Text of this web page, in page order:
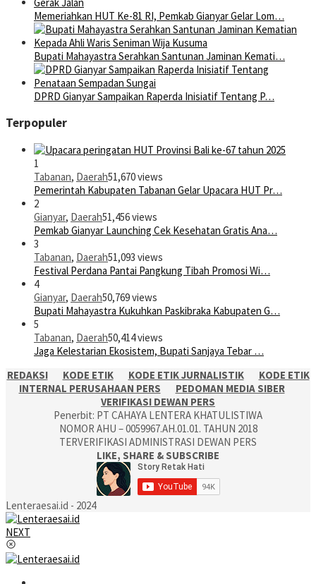
Memeriahkan HUT Ke-81 RI, Pemkab Gianyar Gelar Lom…
Bupati Mahayastra Serahkan Santunan Jaminan Kemati…
DPRD Gianyar Sampaikan Raperda Inisiatif Tentang P…
Terpopuler
1
Tabanan, Daerah51,670 views
Pemerintah Kabupaten Tabanan Gelar Upacara HUT Pr…
2
Gianyar, Daerah51,456 views
Pemkab Gianyar Launching Cek Kesehatan Gratis Ana…
3
Tabanan, Daerah51,093 views
Festival Perdana Pantai Pangkung Tibah Promosi Wi…
4
Gianyar, Daerah50,769 views
Bupati Mahayastra Kukuhkan Paskibraka Kabupaten G…
5
Tabanan, Daerah50,414 views
Jaga Kelestarian Ekosistem, Bupati Sanjaya Tebar …
REDAKSI
KODE ETIK KODE ETIK JURNALISTIK
KODE ETIK
INTERNAL PERUSAHAAN PERS
PEDOMAN MEDIA SIBER
VERIFIKASI DEWAN PERS
Penerbit: PT CAHAYA LENTERA KHATULISTIWA
NOMOR AHU – 0059967.AH.01.01. TAHUN 2018
TERVERIFIKASI ADMINISTRASI DEWAN PERS
LIKE, SHARE & SUBSCRIBE
Lenteraesai.id - 2024
NEXT